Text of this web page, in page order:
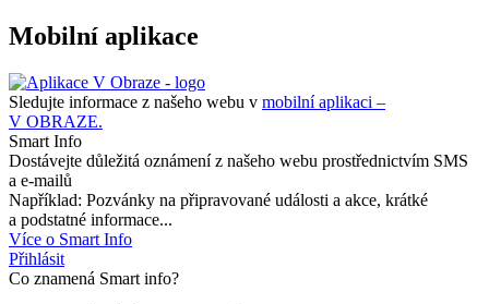
Mobilní aplikace
Sledujte informace z našeho webu v mobilní aplikaci –
V OBRAZE.
Smart Info
Dostávejte důležitá oznámení z našeho webu prostřednictvím SMS
a e-mailů
Například: Pozvánky na připravované události a akce, krátké
a podstatné informace...
Více o Smart Info
Přihlásit
Co znamená Smart info?